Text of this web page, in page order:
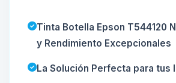
Tinta Botella Epson T544120
y Rendimiento Excepcionales
La Solución Perfecta para tus